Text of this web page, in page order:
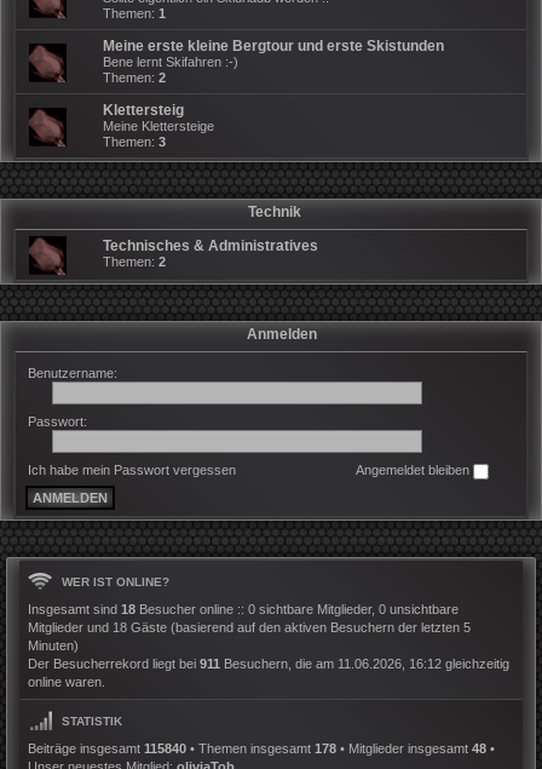
Themen: 1
Meine erste kleine Bergtour und erste Skistunden
Bene lernt Skifahren :-)
Themen: 2
Klettersteig
Meine Klettersteige
Themen: 3
Technik
Technisches & Administratives
Themen: 2
Anmelden
Benutzername:
Passwort:
Ich habe mein Passwort vergessen Angemeldet bleiben
WER IST ONLINE?
Insgesamt sind 18 Besucher online :: 0 sichtbare Mitglieder, 0 unsichtbare
Mitglieder und 18 Gäste (basierend auf den aktiven Besuchern der letzten 5
Minuten)
Der Besucherrekord liegt bei 911 Besuchern, die am 11.06.2026, 16:12 gleichzeitig
online waren.
STATISTIK
Beiträge insgesamt 115840 • Themen insgesamt 178 • Mitglieder insgesamt 48 •